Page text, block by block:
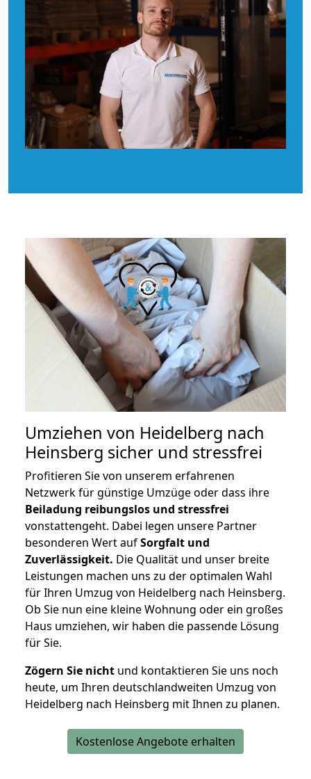
Umziehen von Heidelberg nach
Heinsberg sicher und stressfrei
Profitieren Sie von unserem erfahrenen
Netzwerk für günstige Umzüge oder dass ihre
Beiladung reibungslos und stressfrei
vonstattengeht. Dabei legen unsere Partner
besonderen Wert aufSorgfalt und
Zuverlässigkeit. Die Qualität und unser breite
Leistungen machen uns zu der optimalen Wahl
für Ihren Umzug von Heidelberg nach Heinsberg.
Ob Sie nun eine kleine Wohnung oder ein großes
Haus umziehen, wir haben die passende Lösung
für Sie.
Zögern Sie nicht und kontaktieren Sie uns noch
heute, um Ihren deutschlandweiten Umzug von
Heidelberg nach Heinsberg mit Ihnen zu planen.
Kostenlose Angebote erhalten